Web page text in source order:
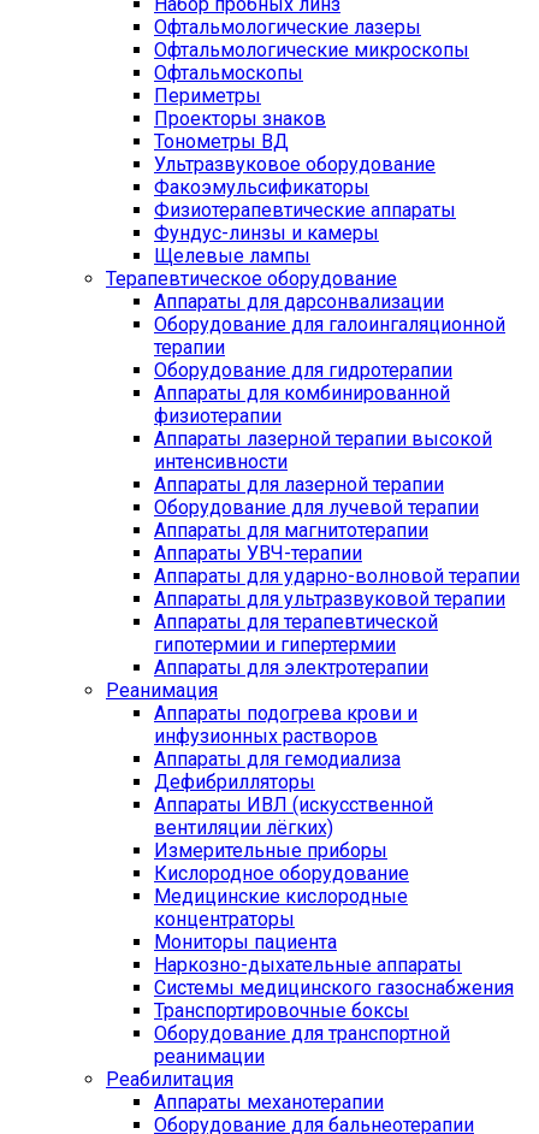
Офтальмологические лазеры
Офтальмологические микроскопы
Офтальмоскопы
Периметры
Проекторы знаков
Тонометры ВД
Ультразвуковое оборудование
Факоэмульсификаторы
Физиотерапевтические аппараты
Фундус-линзы и камеры
Щелевые лампы
Терапевтическое оборудование
Аппараты для дарсонвализации
Оборудование для галоингаляционной
терапии
Оборудование для гидротерапии
Аппараты для комбинированной
физиотерапии
Аппараты лазерной терапии высокой
интенсивности
Аппараты для лазерной терапии
Оборудование для лучевой терапии
Аппараты для магнитотерапии
Аппараты УВЧ-терапии
Аппараты для ударно-волновой терапии
Аппараты для ультразвуковой терапии
Аппараты для терапевтической
гипотермии и гипертермии
Аппараты для электротерапии
Реанимация
Аппараты подогрева крови и
инфузионных растворов
Аппараты для гемодиализа
Дефибрилляторы
Аппараты ИВЛ (искусственной
вентиляции лёгких)
Измерительные приборы
Кислородное оборудование
Медицинские кислородные
концентраторы
Мониторы пациента
Наркозно-дыхательные аппараты
Системы медицинского газоснабжения
Транспортировочные боксы
Оборудование для транспортной
реанимации
Реабилитация
Аппараты механотерапии
Оборудование для бальнеотерапии